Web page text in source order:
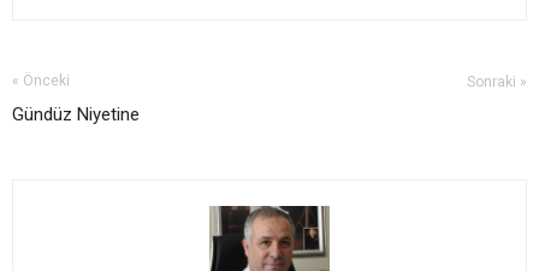
« Önceki
Gündüz Niyetine
Sonraki »